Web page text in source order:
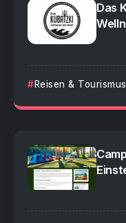
Das
Reisen & Tourismus